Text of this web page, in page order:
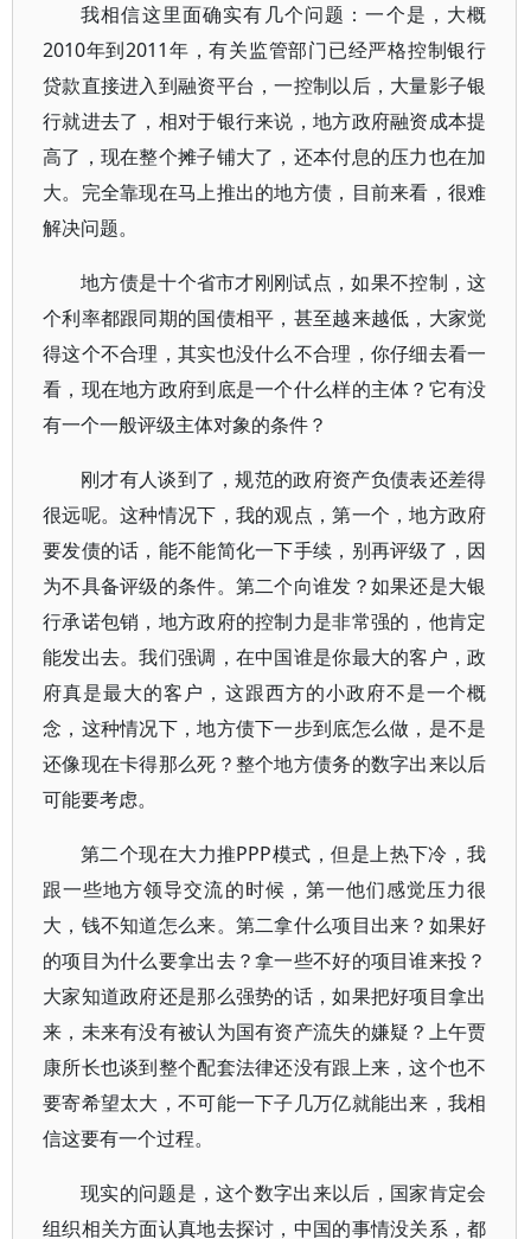
我相信这里面确实有几个问题：一个是，大概
2010年到2011年，有关监管部门已经严格控制银行
贷款直接进入到融资平台，一控制以后，大量影子银
行就进去了，相对于银行来说，地方政府融资成本提
高了，现在整个摊子铺大了，还本付息的压力也在加
大。完全靠现在马上推出的地方债，目前来看，很难
解决问题。
地方债是十个省市才刚刚试点，如果不控制，这
个利率都跟同期的国债相平，甚至越来越低，大家觉
得这个不合理，其实也没什么不合理，你仔细去看一
看，现在地方政府到底是一个什么样的主体？它有没
有一个一般评级主体对象的条件？
刚才有人谈到了，规范的政府资产负债表还差得
很远呢。这种情况下，我的观点，第一个，地方政府
要发债的话，能不能简化一下手续，别再评级了，因
为不具备评级的条件。第二个向谁发？如果还是大银
行承诺包销，地方政府的控制力是非常强的，他肯定
能发出去。我们强调，在中国谁是你最大的客户，政
府真是最大的客户，这跟西方的小政府不是一个概
念，这种情况下，地方债下一步到底怎么做，是不是
还像现在卡得那么死？整个地方债务的数字出来以后
可能要考虑。
第二个现在大力推PPP模式，但是上热下冷，我
跟一些地方领导交流的时候，第一他们感觉压力很
大，钱不知道怎么来。第二拿什么项目出来？如果好
的项目为什么要拿出去？拿一些不好的项目谁来投？
大家知道政府还是那么强势的话，如果把好项目拿出
来，未来有没有被认为国有资产流失的嫌疑？上午贾
康所长也谈到整个配套法律还没有跟上来，这个也不
要寄希望太大，不可能一下子几万亿就能出来，我相
信这要有一个过程。
现实的问题是，这个数字出来以后，国家肯定会
组织相关方面认真地去探讨，中国的事情没关系，都